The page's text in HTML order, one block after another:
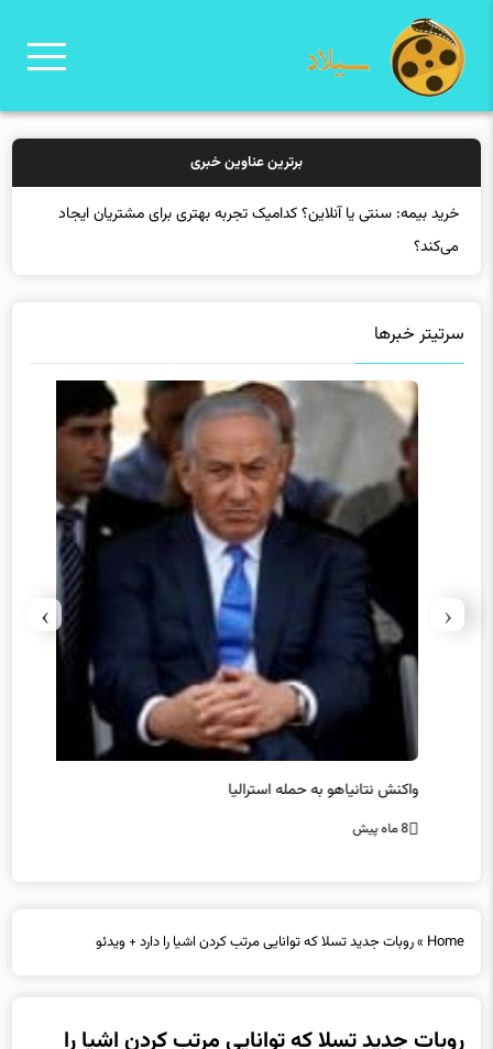
برترین عناوین خبری
خرید بیمه: سنتی یا آنلاین؟ کدامیک تجربه بهتری برای مشتریان ایجاد
می‌کند؟
سرتیتر خبرها
واکنش نتانیاهو به حمله استرالیا
‹
›
Home
»روبات جدید تسلا که توانایی مرتب کردن اشیا را دارد + ویدئو
روبات جدید تسلا که توانایی مرتب کردن اشیا را